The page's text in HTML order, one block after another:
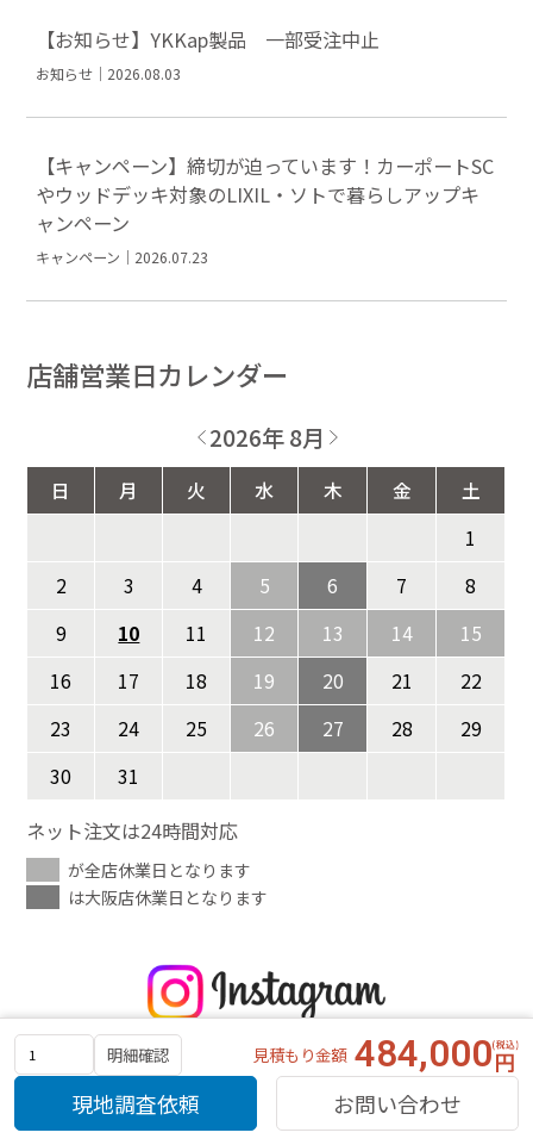
明細確認 見積もり金額 484,000
現地調査依頼 お問い合わせ
【お知らせ】YKKap製品 一部受注中止
お知らせ｜2026.08.03
【キャンペーン】締切が迫っています！カーポートSC
やウッドデッキ対象のLIXIL・ソトで暮らしアップキ
ャンペーン
キャンペーン｜2026.07.23
店舗営業日カレンダー
2026年 8月
日 月 火 水 木 金
土
1
2
3 4 5 6 7
8
9
10 11 12 13 14
15
16
17 18 19 20 21
22
23
24 25 26 27 28
29
30
31
ネット注文は24時間対応
が全店休業日となります
は大阪店休業日となります